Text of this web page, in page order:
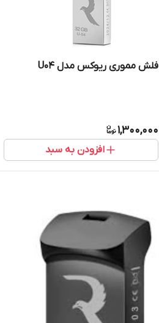
فلش مموری ریوکس مدل U04
1,300,000
افزودن به سبد